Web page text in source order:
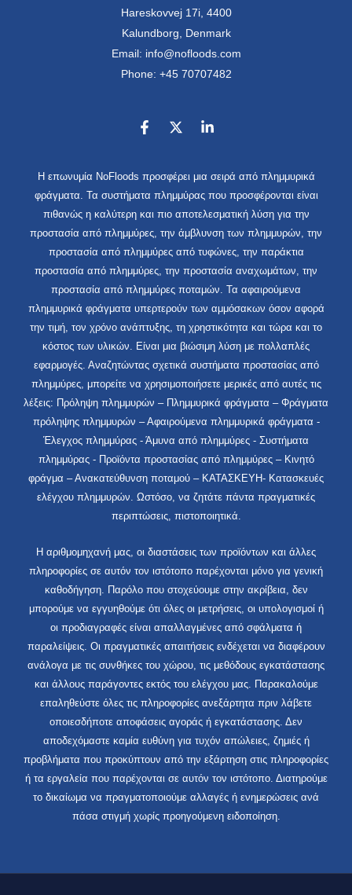
Hareskovvej 17i, 4400
Kalundborg, Denmark
Email: info@nofloods.com
Phone: +45 70707482
Η επωνυμία NoFloods προσφέρει μια σειρά από πλημμυρικά
φράγματα. Τα συστήματα πλημμύρας που προσφέρονται είναι
πιθανώς η καλύτερη και πιο αποτελεσματική λύση για την
προστασία από πλημμύρες, την άμβλυνση των πλημμυρών, την
προστασία από πλημμύρες από τυφώνες, την παράκτια
προστασία από πλημμύρες, την προστασία αναχωμάτων, την
προστασία από πλημμύρες ποταμών. Τα αφαιρούμενα
πλημμυρικά φράγματα υπερτερούν των αμμόσακων όσον αφορά
την τιμή, τον χρόνο ανάπτυξης, τη χρηστικότητα και τώρα και το
κόστος των υλικών. Είναι μια βιώσιμη λύση με πολλαπλές
εφαρμογές. Αναζητώντας σχετικά συστήματα προστασίας από
πλημμύρες, μπορείτε να χρησιμοποιήσετε μερικές από αυτές τις
λέξεις: Πρόληψη πλημμυρών – Πλημμυρικά φράγματα – Φράγματα
πρόληψης πλημμυρών – Αφαιρούμενα πλημμυρικά φράγματα -
Έλεγχος πλημμύρας - Άμυνα από πλημμύρες - Συστήματα
πλημμύρας - Προϊόντα προστασίας από πλημμύρες – Κινητό
φράγμα – Ανακατεύθυνση ποταμού – ΚΑΤΑΣΚΕΥΗ- Κατασκευές
ελέγχου πλημμυρών. Ωστόσο, να ζητάτε πάντα πραγματικές
περιπτώσεις, πιστοποιητικά.
Η αριθμομηχανή μας, οι διαστάσεις των προϊόντων και άλλες
πληροφορίες σε αυτόν τον ιστότοπο παρέχονται μόνο για γενική
καθοδήγηση. Παρόλο που στοχεύουμε στην ακρίβεια, δεν
μπορούμε να εγγυηθούμε ότι όλες οι μετρήσεις, οι υπολογισμοί ή
οι προδιαγραφές είναι απαλλαγμένες από σφάλματα ή
παραλείψεις. Οι πραγματικές απαιτήσεις ενδέχεται να διαφέρουν
ανάλογα με τις συνθήκες του χώρου, τις μεθόδους εγκατάστασης
και άλλους παράγοντες εκτός του ελέγχου μας. Παρακαλούμε
επαληθεύστε όλες τις πληροφορίες ανεξάρτητα πριν λάβετε
οποιεσδήποτε αποφάσεις αγοράς ή εγκατάστασης. Δεν
αποδεχόμαστε καμία ευθύνη για τυχόν απώλειες, ζημιές ή
προβλήματα που προκύπτουν από την εξάρτηση στις πληροφορίες
ή τα εργαλεία που παρέχονται σε αυτόν τον ιστότοπο. Διατηρούμε
το δικαίωμα να πραγματοποιούμε αλλαγές ή ενημερώσεις ανά
πάσα στιγμή χωρίς προηγούμενη ειδοποίηση.